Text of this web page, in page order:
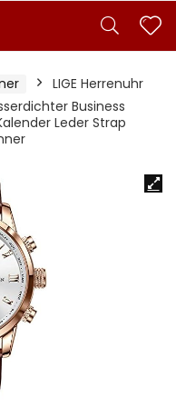
LIGE Herrenuhr
Business
Leder Strap